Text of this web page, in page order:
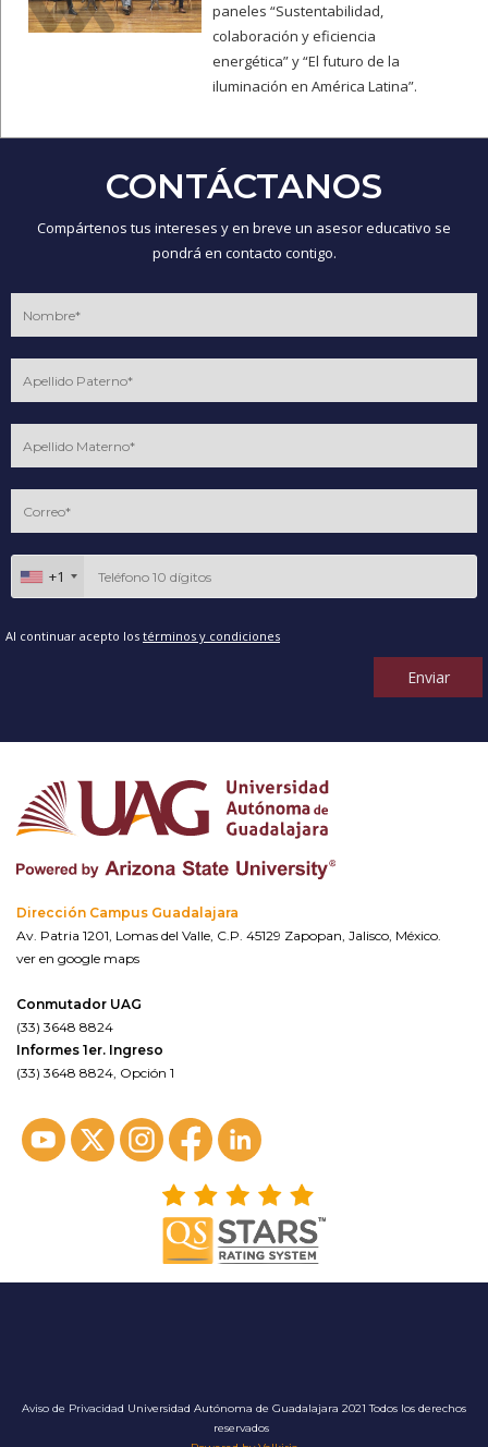
paneles “Sustentabilidad,
colaboración y eficiencia
energética” y “El futuro de la
iluminación en América Latina”.
CONTÁCTANOS
Compártenos tus intereses y en breve un asesor educativo se
pondrá en contacto contigo.
+1
Al continuar acepto los términos y condiciones
Enviar
Dirección Campus Guadalajara
Av. Patria 1201, Lomas del Valle, C.P. 45129 Zapopan, Jalisco, México.
ver en google maps
Conmutador UAG
(33) 3648 8824
Informes 1er. Ingreso
(33) 3648 8824, Opción 1
Aviso de Privacidad Universidad Autónoma de Guadalajara 2021 Todos los derechos
reservados